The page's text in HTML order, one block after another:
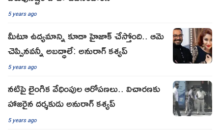
5 years ago
మీటూ ఉద్యమాన్ని కూడా హైజాక్ చేస్తోంది.. ఆమె
చెప్పినవన్నీ అబద్ధాలే: అనురాగ్ కశ్యప్
5 years ago
నటిపై లైంగిక వేధింపుల ఆరోపణలు.. విచారణకు
హాజరైన దర్శకుడు అనురాగ్‌ కశ్యప్
5 years ago